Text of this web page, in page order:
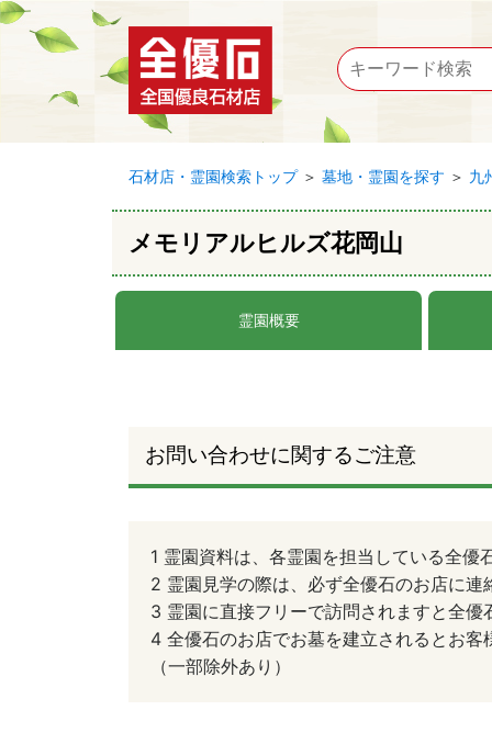
石材店・霊園検索トップ＞ 墓地・霊園を探す ＞ 九
メモリアルヒルズ花岡山
霊園概要
お問い合わせに関するご注意
1 霊園資料は、各霊園を担当している全
2 霊園見学の際は、必ず全優石のお店に連
3 霊園に直接フリーで訪問されますと全
4 全優石のお店でお墓を建立されるとお
（一部除外あり）